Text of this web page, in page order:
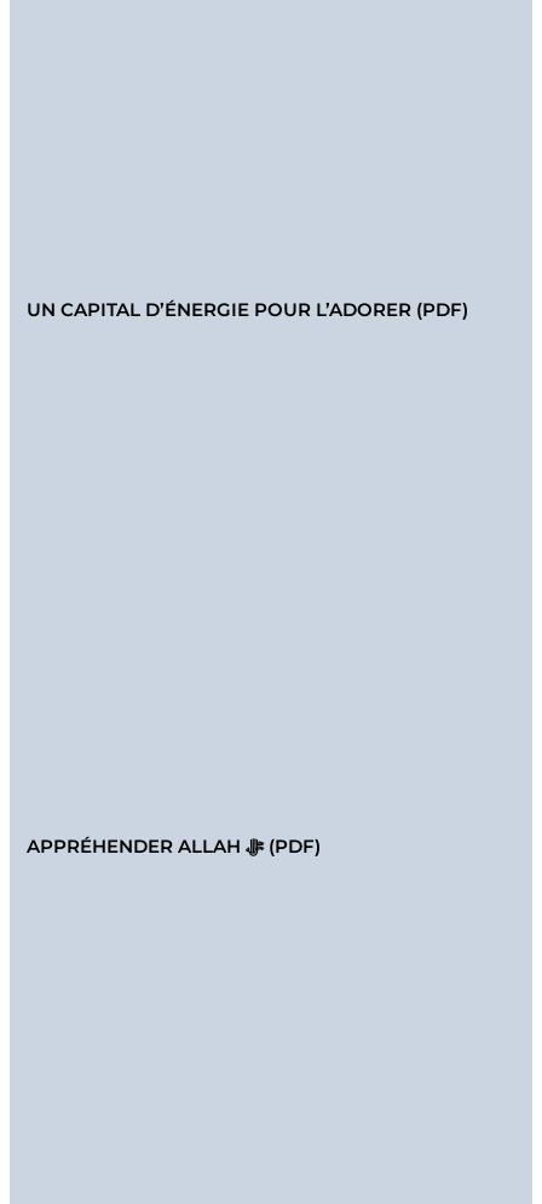
UN CAPITAL D’ÉNERGIE POUR L’ADORER (PDF)
APPRÉHENDER ALLAH ﷻ (PDF)